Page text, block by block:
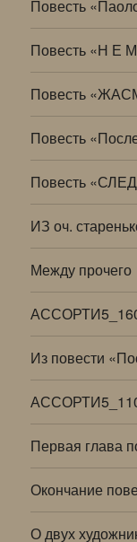
Повесть
Повесть «Н Е
Повесть
Повесть
Повесть
ИЗ оч.
Между прочего
Из повести
Первая глава
Окончание
О двух